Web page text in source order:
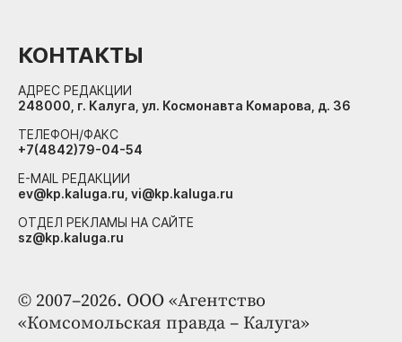
© 2007–2026. ООО «Агентство
«Комсомольская правда – Калуга»
КОНТАКТЫ
АДРЕС РЕДАКЦИИ
248000, г. Калуга, ул. Космонавта Комарова, д. 36
ТЕЛЕФОН/ФАКС
+7(4842)79-04-54
E-MAIL РЕДАКЦИИ
ev@kp.kaluga.ru, vi@kp.kaluga.ru
ОТДЕЛ РЕКЛАМЫ НА САЙТЕ
sz@kp.kaluga.ru